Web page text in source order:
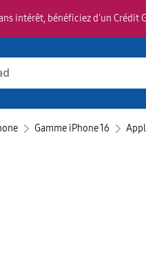
intérêt, bénéficiez d'un
Gamme iPhone 16